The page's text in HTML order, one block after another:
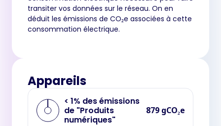
transiter vos données sur le réseau. On en
déduit les émissions de CO₂e associées à cette
consommation électrique.
Appareils
< 1% des émissions
de "Produits
numériques"
879 gCO₂e